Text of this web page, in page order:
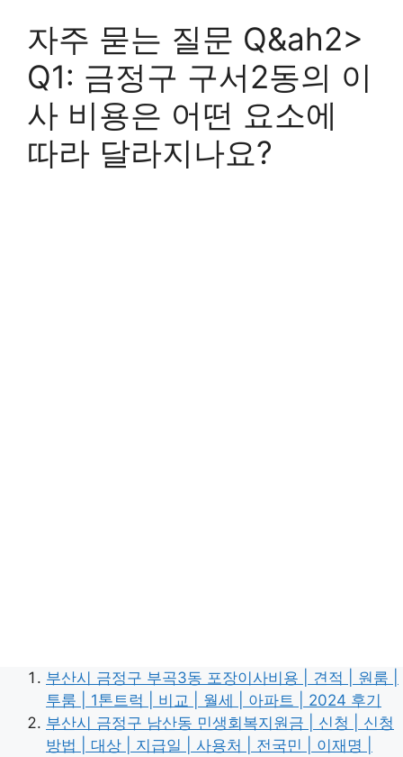
자주 묻는 질문 Q&ah2>
Q1: 금정구 구서2동의 이
사 비용은 어떤 요소에
따라 달라지나요?
부산시 금정구 부곡3동 포장이사비용 | 견적 | 원룸 |
투룸 | 1톤트럭 | 비교 | 월세 | 아파트 | 2024 후기
부산시 금정구 남산동 민생회복지원금 | 신청 | 신청
방법 | 대상 | 지급일 | 사용처 | 전국민 | 이재명 |